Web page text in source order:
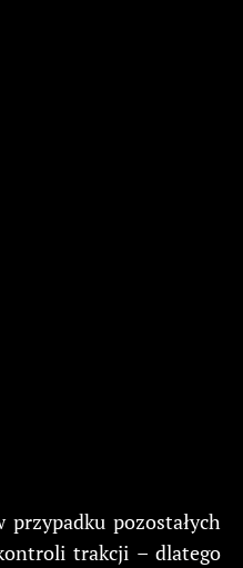
pozostałych
trakcji – dlatego